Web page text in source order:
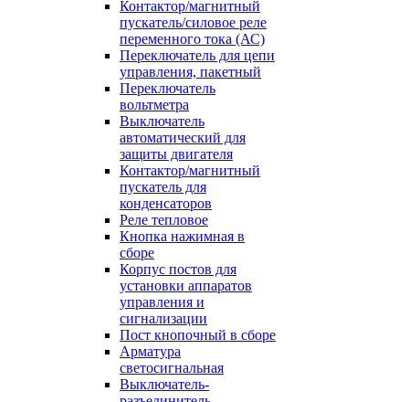
Контактор/магнитный
пускатель/силовое реле
переменного тока (АС)
Переключатель для цепи
управления, пакетный
Переключатель
вольтметра
Выключатель
автоматический для
защиты двигателя
Контактор/магнитный
пускатель для
конденсаторов
Реле тепловое
Кнопка нажимная в
сборе
Корпус постов для
установки аппаратов
управления и
сигнализации
Пост кнопочный в сборе
Арматура
светосигнальная
Выключатель-